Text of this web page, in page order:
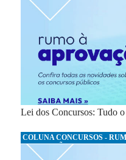
Lei dos Concursos: Tudo
COLUNA CONCURSOS -
APROVAÇÃO